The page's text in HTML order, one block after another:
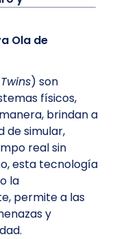
Ola de
) son
físicos,
brindan a
de simular,
real sin
esta tecnología
la
permite a las
y